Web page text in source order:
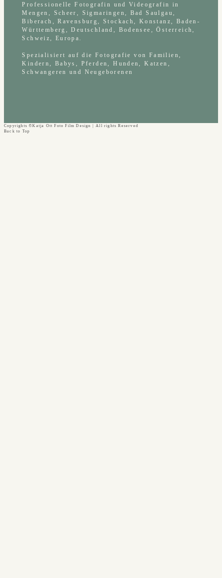
Professionelle Fotografin und Videografin in
Mengen, Scheer, Sigmaringen, Bad Saulgau,
Biberach, Ravensburg, Stockach, Konstanz, Baden-
Württemberg, Deutschland, Bodensee, Österreich,
Schweiz, Europa.
Spezialisiert auf die Fotografie von Familien,
Kindern, Babys, Pferden, Hunden, Katzen,
Schwangeren und Neugeborenen
Copyrights ©Katja Ott Foto Film Design | All rights Reserved
Back to Top